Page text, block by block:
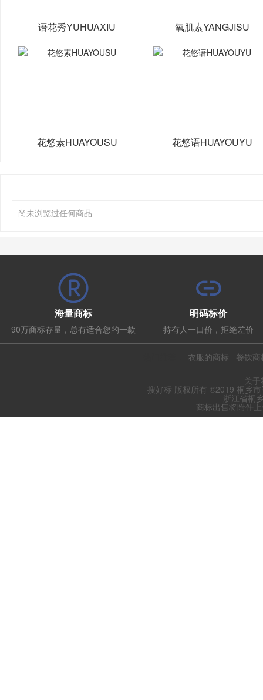
语花秀YUHUAXIU 氧肌素YANGJISU
花悠素HUAYOUSU 花悠语HUAYOUYU
尚未浏览过任何商品
海量商标
90万商标存量，总有适合您的一款
明码标价
持有人一口价，拒绝差价
衣服的商标
餐饮商
关
搜好标 版权所有 ©2019 桐乡
浙江省桐
商标出售将附件